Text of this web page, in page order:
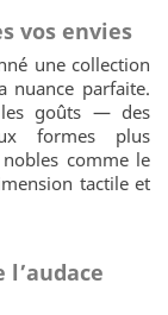
vos envies
une collection
nuance parfaite.
goûts — des
formes plus
comme le
tactile et